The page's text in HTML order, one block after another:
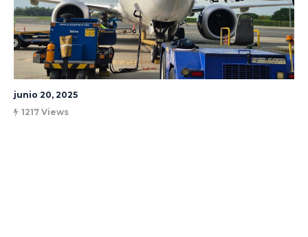
junio 20, 2025
1217 Views